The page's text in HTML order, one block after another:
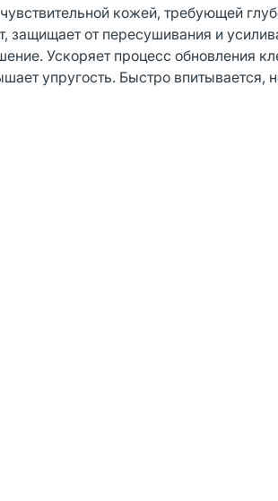
кожей, требующей
защищает от пересушивания и
Ускоряет процесс обновления
упругость. Быстро впитывается,